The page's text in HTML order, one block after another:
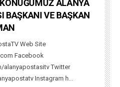
ALANYA
BAŞKANI VE BAŞKAN
Web Site
Facebook
Twitter
Instagram h...